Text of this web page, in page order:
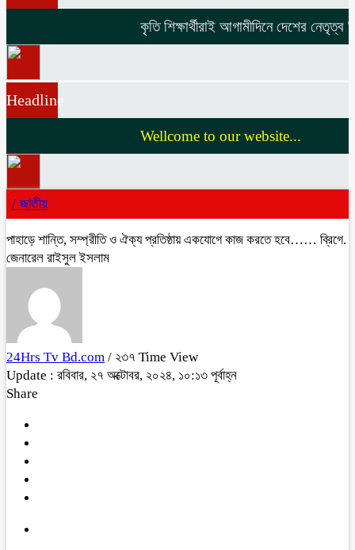
কৃতি শিক্ষার্থীরাই আগামীদিনে দেশের নেতৃত্ব
Headline
Wellcome to our website...
/ জাতীয়
পাহাড়ে শান্তি, সম্প্রীতি ও ঐক্য প্রতিষ্ঠায় একযোগে কাজ করতে হবে…… ব্রিগে.
জেনারেল রাইসুল ইসলাম
24Hrs Tv Bd.com / ২৩৭ Time View
Update : রবিবার, ২৭ অক্টোবর, ২০২৪, ১০:১৩ পূর্বাহ্ন
Share